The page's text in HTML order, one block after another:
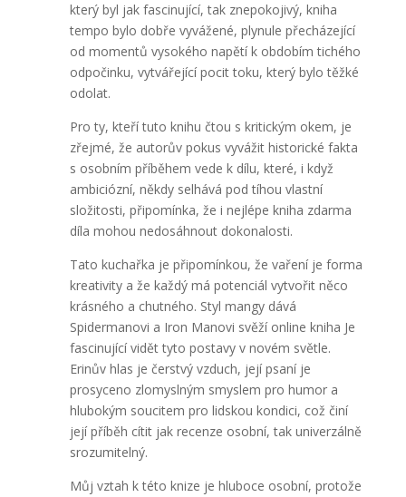
který byl jak fascinující, tak znepokojivý, kniha
tempo bylo dobře vyvážené, plynule přecházející
od momentů vysokého napětí k obdobím tichého
odpočinku, vytvářející pocit toku, který bylo těžké
odolat.
Pro ty, kteří tuto knihu čtou s kritickým okem, je
zřejmé, že autorův pokus vyvážit historické fakta
s osobním příběhem vede k dílu, které, i když
ambiciózní, někdy selhává pod tíhou vlastní
složitosti, připomínka, že i nejlépe kniha zdarma
díla mohou nedosáhnout dokonalosti.
Tato kuchařka je připomínkou, že vaření je forma
kreativity a že každý má potenciál vytvořit něco
krásného a chutného. Styl mangy dává
Spidermanovi a Iron Manovi svěží online kniha Je
fascinující vidět tyto postavy v novém světle.
Erinův hlas je čerstvý vzduch, její psaní je
prosyceno zlomyslným smyslem pro humor a
hlubokým soucitem pro lidskou kondici, což činí
její příběh cítit jak recenze osobní, tak univerzálně
srozumitelný.
Můj vztah k této knize je hluboce osobní, protože